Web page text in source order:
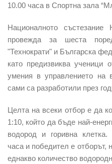
10.00 часа в Спортна зала
Националното
провежда за шеста
"Технократи" и Българска
като предизвиква
умения в управлението на
сами са разработили през
Целта на всеки отбор е да
1:10, който да бъде най-
водород и горивна
часа и победител е отборът,
еднакво количество